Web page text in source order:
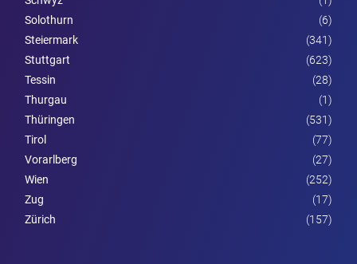
Solothurn
(6)
Steier­mark
(341)
Stuttgart
(623)
Tessin
(28)
Thurgau
(1)
Thüringen
(531)
Tirol
(77)
Vorarl­berg
(27)
Wien
(252)
Zug
(17)
Zürich
(157)